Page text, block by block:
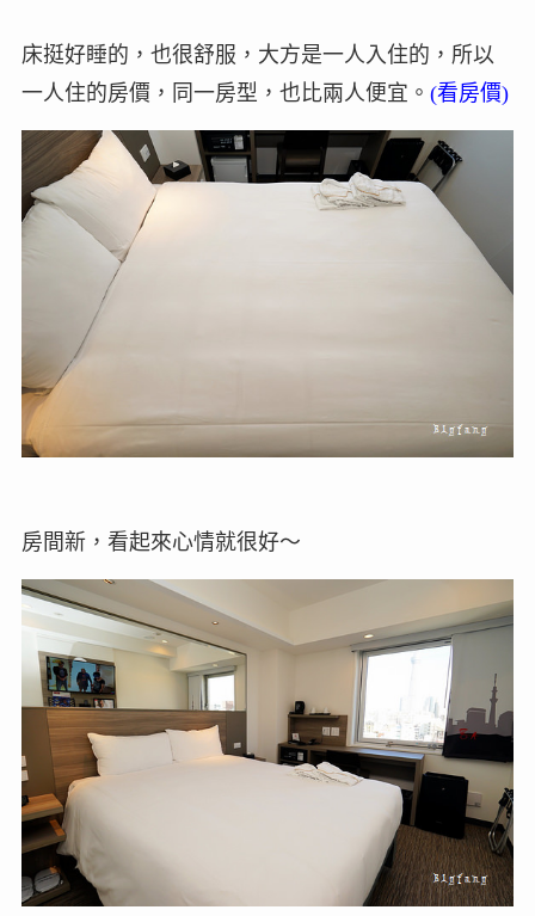
床挺好睡的，也很舒服，大方是一人入住的，所以
一人住的房價，同一房型，也比兩人便宜。 (看房價)
房間新，看起來心情就很好～